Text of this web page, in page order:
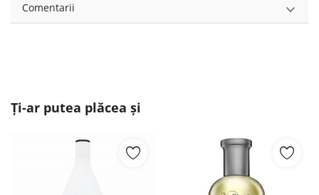
Comentarii
Ți-ar putea plăcea și